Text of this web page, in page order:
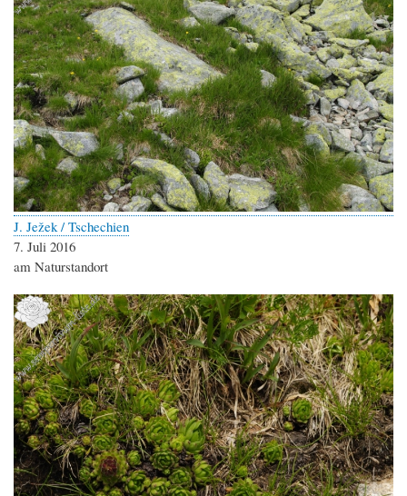
J. Ježek / Tschechien
7. Juli 2016
am Naturstandort